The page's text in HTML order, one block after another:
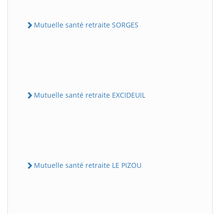
Mutuelle santé retraite SORGES
Mutuelle santé retraite EXCIDEUIL
Mutuelle santé retraite LE PIZOU